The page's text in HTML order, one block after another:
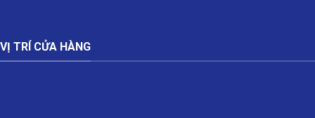
VỊ TRÍ CỬA HÀNG